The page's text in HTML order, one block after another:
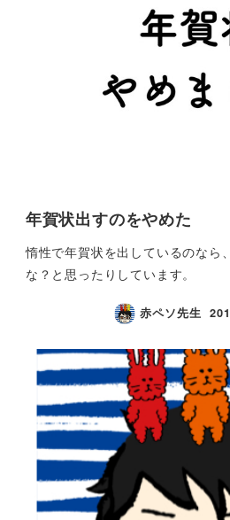
年賀状出すのをやめた
惰性で年賀状を出しているのなら
な？と思ったりしています。
赤ペソ先生